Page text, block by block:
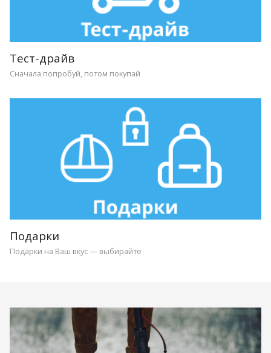
Тест-драйв
Сначала попробуй, потом покупай
Подарки
Подарки на Ваш вкус — выбирайте